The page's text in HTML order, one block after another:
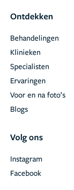
Ontdekken
Behandelingen
Klinieken
Specialisten
Ervaringen
Voor en na foto’s
Blogs
Volg ons
Facebook
Instagram